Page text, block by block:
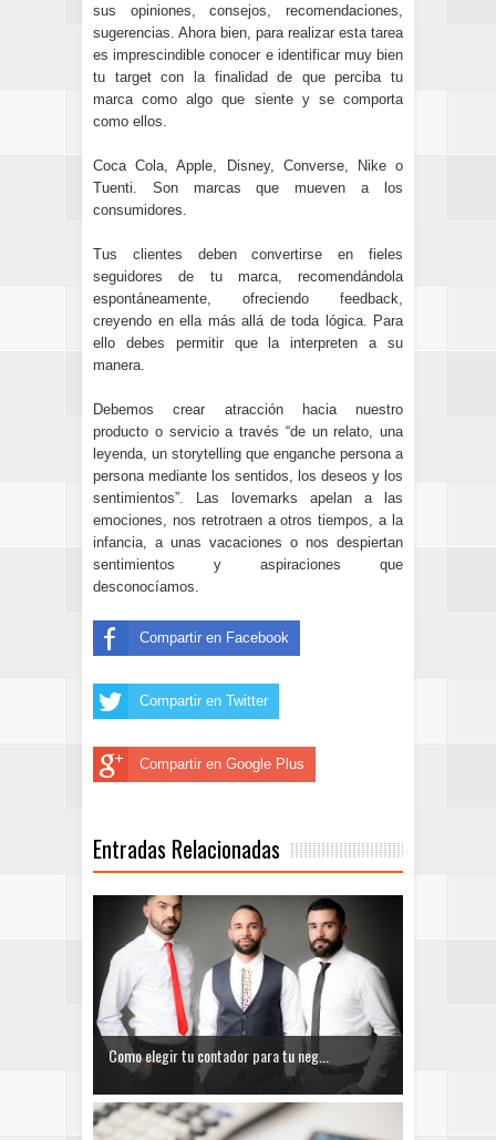
sus opiniones, consejos, recomendaciones,
sugerencias. Ahora bien, para realizar esta tarea
es imprescindible conocer e identificar muy bien
tu target con la finalidad de que perciba tu
marca como algo que siente y se comporta
como ellos.
Coca Cola, Apple, Disney, Converse, Nike o
Tuenti. Son marcas que mueven a los
consumidores.
Tus clientes deben convertirse en fieles
seguidores de tu marca, recomendándola
espontáneamente, ofreciendo feedback,
creyendo en ella más allá de toda lógica. Para
ello debes permitir que la interpreten a su
manera.
Debemos crear atracción hacia nuestro
producto o servicio a través “de un relato, una
leyenda, un storytelling que enganche persona a
persona mediante los sentidos, los deseos y los
sentimientos” . Las lovemarks apelan a las
emociones, nos retrotraen a otros tiempos, a la
infancia, a unas vacaciones o nos despiertan
sentimientos y aspiraciones que
desconocíamos.
Compartir en Facebook
Compartir en Twitter
Compartir en Google Plus
Entradas Relacionadas
Como elegir tu contador para tu neg...